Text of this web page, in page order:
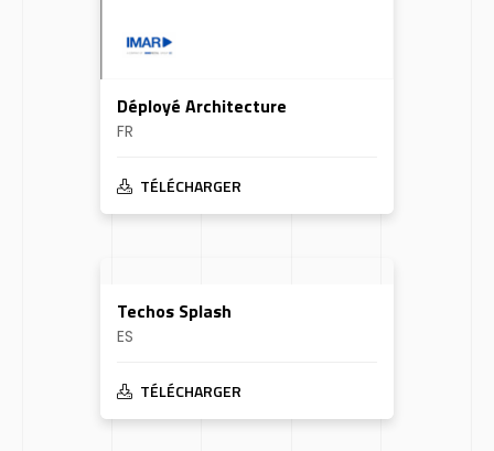
Déployé Architecture
FR
TÉLÉCHARGER
Techos Splash
ES
TÉLÉCHARGER